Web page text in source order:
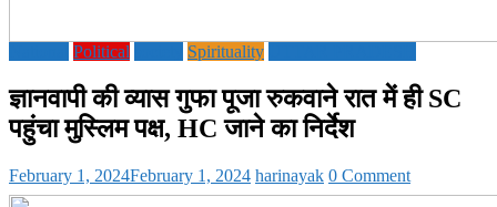
Political Spirituality
ज्ञानवापी की व्यास गुफा पूजा रुकवाने रात में ही SC
पहुंचा मुस्लिम पक्ष, HC जाने का निर्देश
February 1, 2024February 1, 2024 harinayak 0 Comment